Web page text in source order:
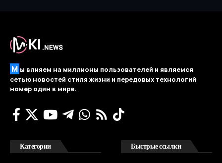
М ы влияем на миллионы пользователей и являемся
сетью новостей стиля жизни и передовых технологий
номер один в мире.
Категории Быстрые ссылки